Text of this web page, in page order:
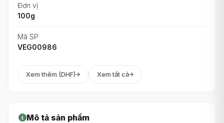
Đơn vị
100g
Mã SP
VEG00986
Xem thêm (DHF) Xem tất cả
Mô tả sản phẩm